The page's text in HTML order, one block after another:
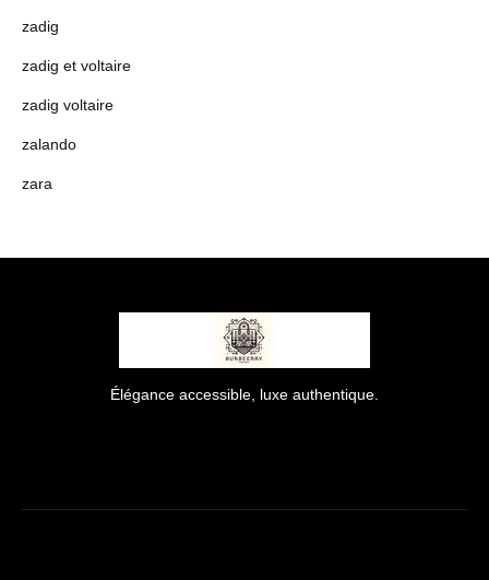
zadig
zadig et voltaire
zadig voltaire
zalando
zara
Élégance accessible, luxe authentique.